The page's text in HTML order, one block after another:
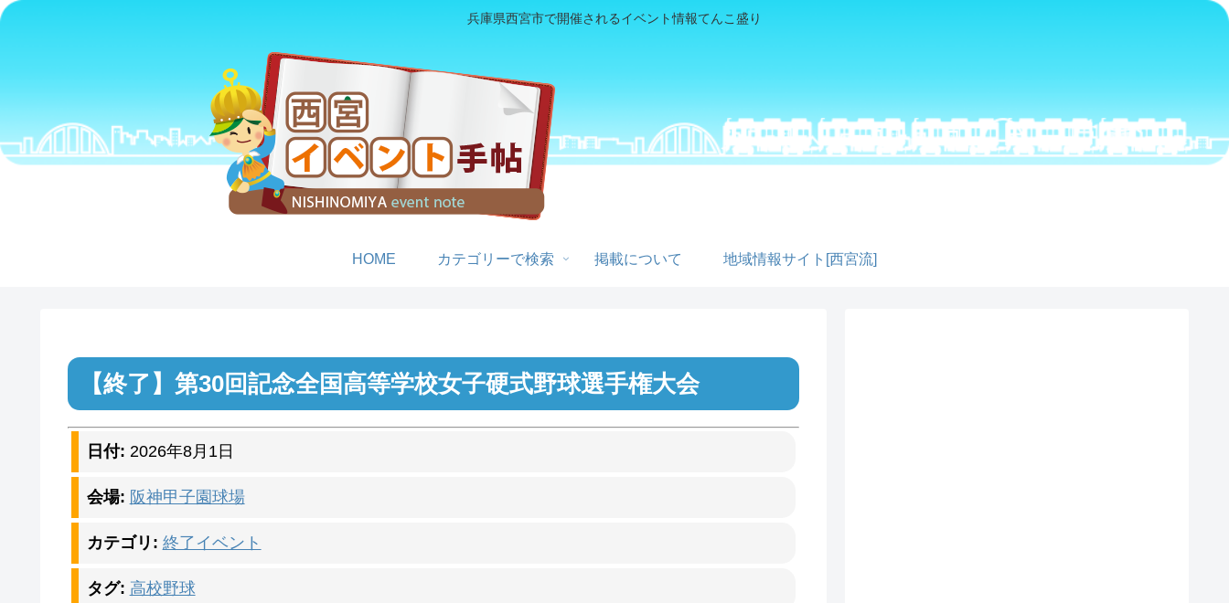
兵庫県西宮市で開催されるイベント情報てんこ盛り
HOME カテゴリーで検索 掲載について 地域情報サイト[西宮流]
第30回記念全国高等学校女子硬式野球選手権大会
日付: 2026年8月1日
会場: 阪神甲子園球場
カテゴリ: 終了イベント
タグ: 高校野球